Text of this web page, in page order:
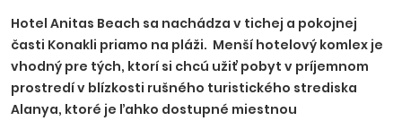
Hotel Anitas Beach sa nachádza v tichej a pokojnej
časti Konakli priamo na pláži. Menší hotelový komlex je
vhodný pre tých, ktorí si chcú užiť pobyt v príjemnom
prostredí v blízkosti rušného turistického strediska
Alanya, ktoré je ľahko dostupné miestnou